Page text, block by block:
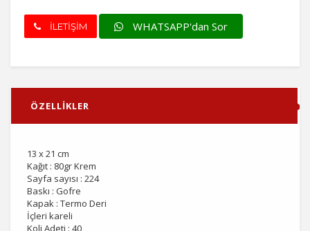
İLETİŞİM WHATSAPP'dan Sor
ÖZELLİKLER
13 x 21 cm
Kağıt : 80gr Krem
Sayfa sayısı : 224
Baskı : Gofre
Kapak : Termo Deri
İçleri kareli
Koli Adeti : 40